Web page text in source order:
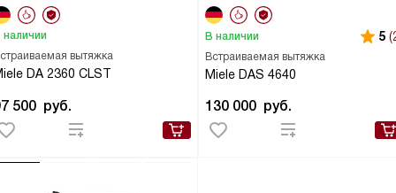
вытяжка
DA 2360 CLST
наличии
500 руб.
Встраиваемая вытяжка
Miele DAS 4640
В наличии 5
130 000 руб.